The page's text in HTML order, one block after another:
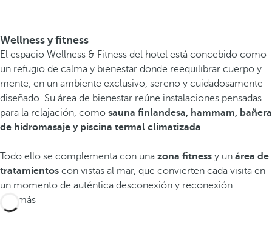
Wellness y fitness
El espacio Wellness & Fitness del hotel está concebido como
un refugio de calma y bienestar donde reequilibrar cuerpo y
mente, en un ambiente exclusivo, sereno y cuidadosamente
diseñado. Su área de bienestar reúne instalaciones pensadas
para la relajación, como sauna finlandesa, hammam, bañera
de hidromasaje y piscina termal climatizada.
Todo ello se complementa con una zona fitness y un área de
tratamientos con vistas al mar, que convierten cada visita en
un momento de auténtica desconexión y reconexión.
Ver más